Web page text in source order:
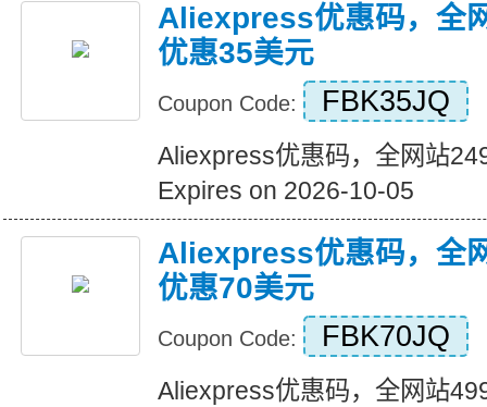
Aliexpress优惠码，全
优惠35美元
Coupon Code: FBK35JQ
Aliexpress优惠码，全网站
Expires on 2026-10-05
Aliexpress优惠码，全
优惠70美元
Coupon Code: FBK70JQ
Aliexpress优惠码，全网站